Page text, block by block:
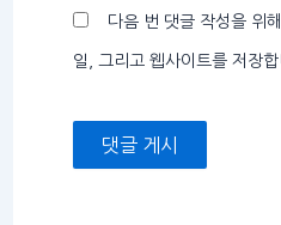
다음 번 댓글 작성을 위
일, 그리고 웹사이트를 저장합